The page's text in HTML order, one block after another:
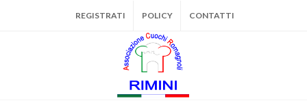
REGISTRATI POLICY CONTATTI